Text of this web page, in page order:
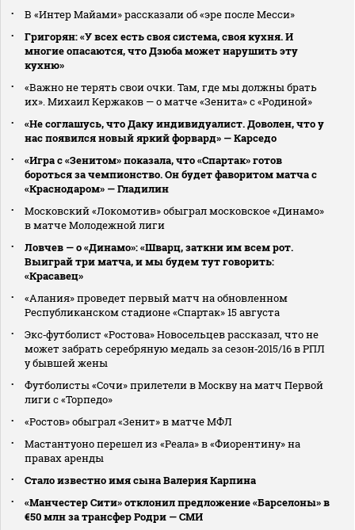
В «Интер Майами» рассказали об «эре после Месси»
Григорян: «У всех есть своя система, своя кухня. И
многие опасаются, что Дзюба может нарушить эту
кухню»
«Важно не терять свои очки. Там, где мы должны брать
их». Михаил Кержаков — о матче «Зенита» с «Родиной»
«Не соглашусь, что Даку индивидуалист. Доволен, что у
нас появился новый яркий форвард» — Карседо
«Игра с «Зенитом» показала, что «Спартак» готов
бороться за чемпионство. Он будет фаворитом матча с
«Краснодаром» — Гладилин
Московский «Локомотив» обыграл московское «Динамо»
в матче Молодежной лиги
Ловчев — о «Динамо»: «Шварц, заткни им всем рот.
Выиграй три матча, и мы будем тут говорить:
«Красавец»
«Алания» проведет первый матч на обновленном
Республиканском стадионе «Спартак» 15 августа
Экс‑футболист «Ростова» Новосельцев рассказал, что не
может забрать серебряную медаль за сезон‑2015/16 в РПЛ
у бывшей жены
Футболисты «Сочи» прилетели в Москву на матч Первой
лиги с «Торпедо»
«Ростов» обыграл «Зенит» в матче МФЛ
Мастантуоно перешел из «Реала» в «Фиорентину» на
правах аренды
Стало известно имя сына Валерия Карпина
«Манчестер Сити» отклонил предложение «Барселоны» в
€50 млн за трансфер Родри — СМИ